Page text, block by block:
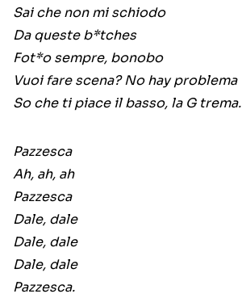
Sai che non mi schiodo
Da queste b*tches
Fot*o sempre, bonobo
Vuoi fare scena? No hay problema
So che ti piace il basso, la G trema.
Pazzesca
Ah, ah, ah
Pazzesca
Dale, dale
Dale, dale
Dale, dale
Pazzesca.